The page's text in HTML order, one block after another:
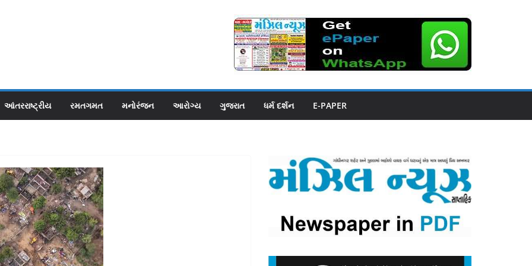
આંતરરાષ્ટ્રીય રમતગમત મનોરંજન આરોગ્ય ગુજરાત ધર્મ દર્શન E-PAPER